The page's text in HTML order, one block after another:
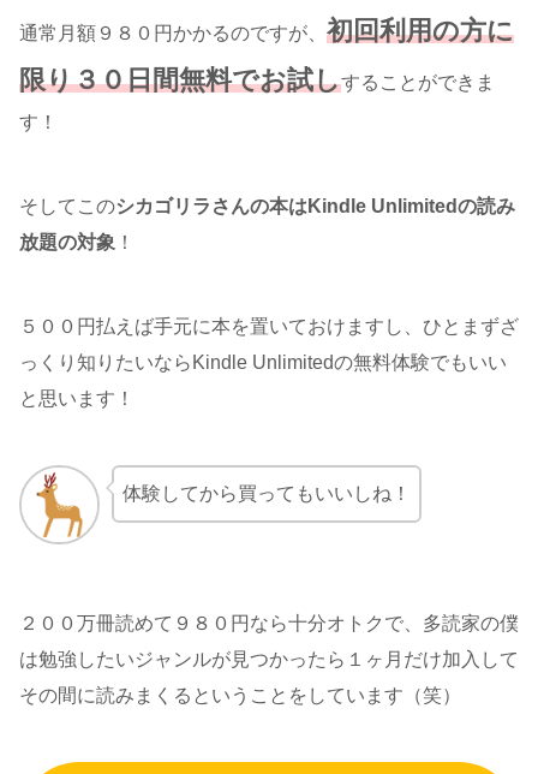
通常月額９８０円かかるのですが、 初回利用の方に
限り３０日間無料でお試しすることができま
す！
そしてこのシカゴリラさんの本はKindle Unlimitedの読み
放題の対象 ！
５００円払えば手元に本を置いておけますし、ひとまずざ
っくり知りたいならKindle Unlimitedの無料体験でもいい
と思います！
体験してから買ってもいいしね！
２００万冊読めて９８０円なら十分オトクで、多読家の僕
は勉強したいジャンルが見つかったら１ヶ月だけ加入して
その間に読みまくるということをしています（笑）